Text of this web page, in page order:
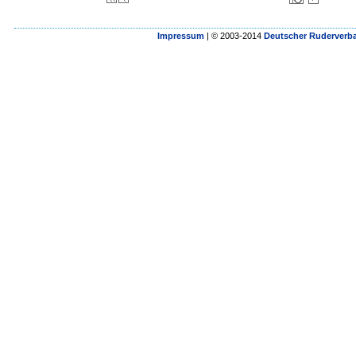
Impressum | © 2003-2014 Deutscher